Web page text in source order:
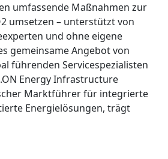
umfassende Maßnahmen zur
umsetzen – unterstützt von
und ohne eigene
gemeinsame Angebot von
führenden Servicespezialisten
Energy Infrastructure
Marktführer für integrierte
Energielösungen, trägt